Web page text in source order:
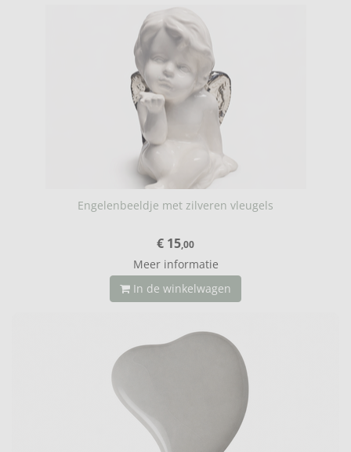
Engelenbeeldje met zilveren vleugels
€ 15,00
Meer informatie
In de winkelwagen